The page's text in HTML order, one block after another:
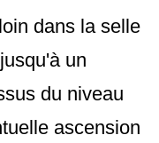
dans la selle
un
du niveau
ascension